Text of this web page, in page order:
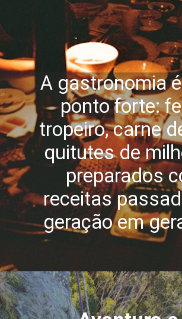
A gastronomia
ponto forte:
tropeiro, carne
quitutes de
preparados
receitas
geração em